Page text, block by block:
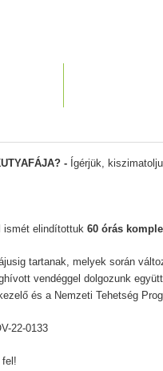
- Ígérjük,
ismét elindítottuk 60 órás
tartanak, melyek során
vendéggel dolgozunk
és a Nemzeti Tehetség
22-0133
fel!